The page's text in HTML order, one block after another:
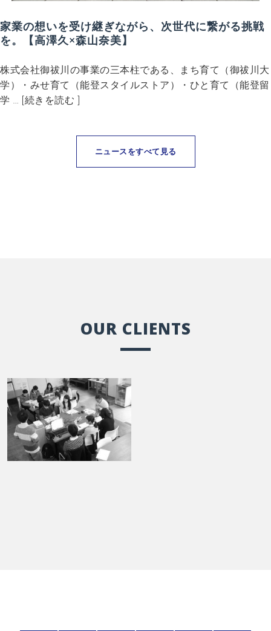
家業の想いを受け継ぎながら、次世代に繋がる挑戦
を。【高澤久×森山奈美】
株式会社御祓川の事業の三本柱である、まち育て（御祓川大
学）・みせ育て（能登スタイルストア）・ひと育て（能登留
学 … [続きを読む ]
ニュースをすべて見る
OUR CLIENTS